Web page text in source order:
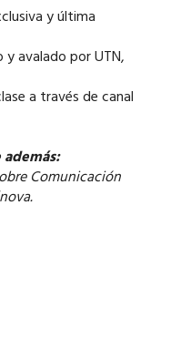
y última
avalado por UTN,
a través de canal
Comunicación